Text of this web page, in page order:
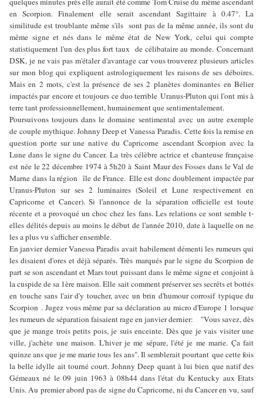
en Scorpion. Finalement elle serait ascendant Sagittaire à 0.47°. La
similitude est troublante même s'ils sont pas de la même année, ils sont du
même signe et nés dans le même état de New York, celui qui compte
statistiquement l'un des plus fort taux de célibataire au monde. Concernant
DSK, je ne vais pas m'étaler d'avantage car vous trouverez plusieurs articles
sur mon blog qui expliquent astrologiquement les raisons de ses déboires.
Mais en 2 mots, c'est la présence de ses 2 planètes dominantes en Bélier
impactés par encore et toujours ce duo terrible Uranus-Pluton qui l'ont mis à
terre tant professionnellement, humainement que sentimentalement.
Poursuivons toujours dans le domaine sentimental avec un autre exemple
de couple mythique. Johnny Deep et Vanessa Paradis. Cette fois la remise en
question porte sur une native du Capricorne ascendant Scorpion avec la
Lune dans le signe du Cancer. La très célèbre actrice et chanteuse française
est née le 22 décembre 1974 à 5h20 à Saint Maur des Fosses dans le Val de
Marne dans la région île de France. Elle est donc doublement impactée par
Uranus-Pluton sur ses 2 luminaires (Soleil et Lune respectivement en
Capricorne et Cancer). Si l'annonce de la séparation officielle est toute
récente et a provoqué un choc chez les fans. Les relations ce sont semble t-
elles délités depuis au moins le début de l'année 2010, date à laquelle on ne
les a plus vu s'afficher ensemble.
En janvier dernier Vanessa Paradis avait habilement démenti les rumeurs qui
les disaient d'ores et déjà séparés. Très marqués par le signe du Scorpion de
part se son ascendant et Mars tout puissant dans le même signe et conjoint à
la cuspide de sa 1ère maison. Elle sait comment préserver ses secrêts et bottés
en touche sans l'air d'y toucher, avec un brin d'humour corrosif typique du
Scorpion . Jugez vous même par sa déclaration au micro d'Europe 1 lorsque
les rumeurs de séparation faisaient rage en janvier dernier:
"Vous savez, dès
que je mange trois petits pois, je suis enceinte. Dès que je vais visiter une
ville, j'achète une maison. L'hiver je me sépare, l'été je me marie. Ça fait
quinze ans que je me marie tous les ans". Il semblerait pourtant que cette fois
la belle idylle ait tourné court. Johnny Deep quant à lui bien que natif des
Gémeaux né le 09 juin 1963 à 08h44 dans l'état du Kentucky aux Etats
Unis. Au premier abord pas de signe du Capricorne, ni du Cancer en vu, sauf